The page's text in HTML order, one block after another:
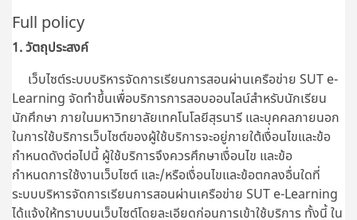
Full policy
1. วัตถุประสงค์
เว็บไซต์ระบบบริหารจัดการเรียนการสอนผ่านเครือข่าย SUT e-
Learning จัดทำขึ้นเพื่อบริการการสอบออนไลน์สำหรับนักเรียน
นักศึกษา ภายในมหาวิทยาลัยเทคโนโลยีสุรนารี และบุคคลภายนอก
ในการใช้บริการเว็บไซต์ของผู้ใช้บริการจะอยู่ภายใต้เงื่อนไขและข้อ
กำหนดดังต่อไปนี้ ผู้ใช้บริการจึงควรศึกษาเงื่อนไข และข้อ
กำหนดการใช้งานเว็บไซต์ และ/หรือเงื่อนไขและข้อตกลงอื่นใดที่
ระบบบริหารจัดการเรียนการสอนผ่านเครือข่าย SUT e-Learning
ได้แจ้งให้ทราบบนเว็บไซต์โดยละเอียดก่อนการเข้าใช้บริการ ทั้งนี้ ใน